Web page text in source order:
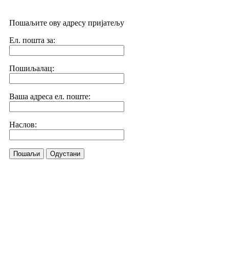
Пошаљите ову адресу пријатељу
Ел. пошта за:
Пошиљалац:
Ваша адреса ел. поште:
Наслов:
Пошаљи Одустани